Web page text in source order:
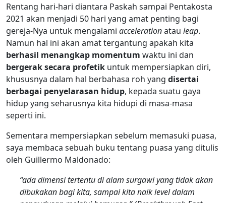
Rentang hari-hari diantara Paskah sampai Pentakosta
2021 akan menjadi 50 hari yang amat penting bagi
gereja-Nya untuk mengalami accelerationatau leap.
Namun hal ini akan amat tergantung apakah kita
berhasil menangkap momentum waktu ini dan
bergerak secara profetik untuk mempersiapkan diri,
khususnya dalam hal berbahasa roh yang disertai
berbagai penyelarasan hidup, kepada suatu gaya
hidup yang seharusnya kita hidupi di masa-masa
seperti ini.
Sementara mempersiapkan sebelum memasuki puasa,
saya membaca sebuah buku tentang puasa yang ditulis
oleh Guillermo Maldonado:
“ada dimensi tertentu di alam surgawi yang tidak akan
dibukakan bagi kita, sampai kita naik level dalam